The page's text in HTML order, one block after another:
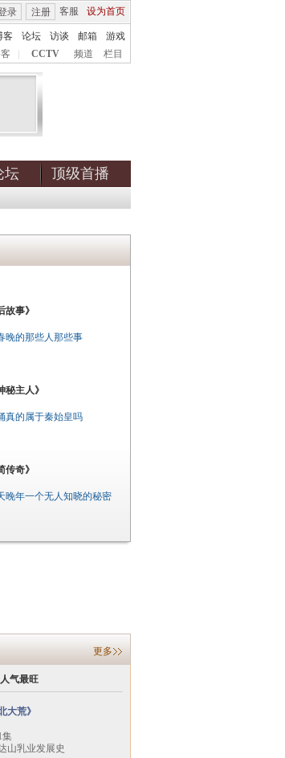
客服 设为首页
录 注册
客 论坛 访谈 邮箱
游戏
CCTV 频道 栏目
坛 顶级首播
故事》
晚的那些人那些事
秘主人》
真的属于秦始皇吗
传奇》
晚年一个无人知晓的秘密
更多
人气最旺
大荒》
集
山乳业发展史